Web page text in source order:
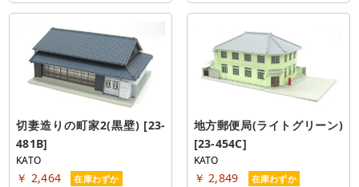
切妻造りの町家2(黒壁) [23-
481B]
KATO
￥ 2,464 在庫わずか
地方郵便局(ライトグリーン)
[23-454C]
KATO
￥ 2,849 在庫わずか